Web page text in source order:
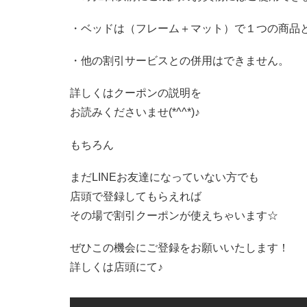
・ベッドは（フレーム＋マット）で１つの商品
・他の割引サービスとの併用はできません。
詳しくはクーポンの説明を
お読みくださいませ(*^^*)♪
もちろん
まだLINEお友達になっていない方でも
店頭で登録してもらえれば
その場で割引クーポンが使えちゃいます☆
ぜひこの機会にご登録をお願いいたします！
詳しくは店頭にて♪